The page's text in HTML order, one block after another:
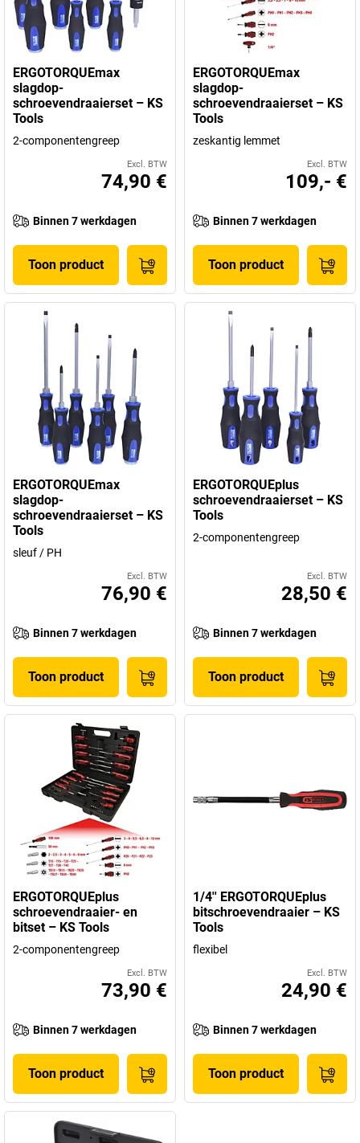
ERGOTORQUEmax
slagdop-
schroevendraaierset – KS
Tools
2-componentengreep
Excl. BTW
74,90 €
Binnen 7 werkdagen
Toon product
ERGOTORQUEmax
slagdop-
schroevendraaierset – KS
Tools
zeskantig lemmet
Excl. BTW
109,- €
Binnen 7 werkdagen
Toon product
ERGOTORQUEmax
slagdop-
schroevendraaierset – KS
Tools
sleuf / PH
Excl. BTW
76,90 €
Binnen 7 werkdagen
Toon product
ERGOTORQUEplus
schroevendraaierset – KS
Tools
2-componentengreep
Excl. BTW
28,50 €
Binnen 7 werkdagen
Toon product
ERGOTORQUEplus
schroevendraaier- en
bitset – KS Tools
2-componentengreep
Excl. BTW
73,90 €
Binnen 7 werkdagen
Toon product
1/4'' ERGOTORQUEplus
bitschroevendraaier – KS
Tools
flexibel
Excl. BTW
24,90 €
Binnen 7 werkdagen
Toon product